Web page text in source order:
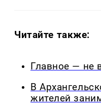
Читайте также:
Главное — не
В
жителей